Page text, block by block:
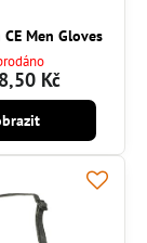
Men Gloves
Kč